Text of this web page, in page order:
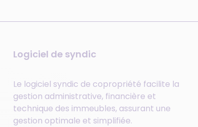
Logiciel de syndic
Le logiciel syndic de copropriété facilite la
gestion administrative, financière et
technique des immeubles, assurant une
gestion optimale et simplifiée.